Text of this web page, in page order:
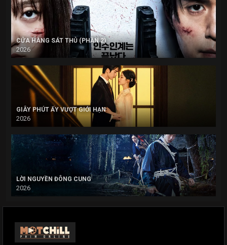
CỬA HÀNG SÁT THỦ (PHẦN 2)
2026
GIÂY PHÚT ẤY VƯỢT GIỚI HẠN
2026
LỜI NGUYỀN ĐÔNG CUNG
2026